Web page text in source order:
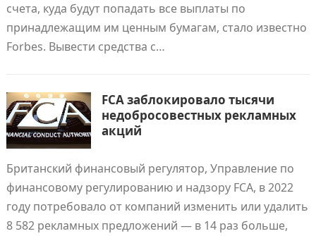
счета, куда будут попадать все выплаты по
принадлежащим им ценным бумагам, стало известно
Forbes. Вывести средства с…
FCA заблокировало тысячи
недобросовестных рекламных
акций
Британский финансовый регулятор, Управление по
финансовому регулированию и надзору FCA, в 2022
году потребовало от компаний изменить или удалить
8 582 рекламных предложений — в 14 раз больше,